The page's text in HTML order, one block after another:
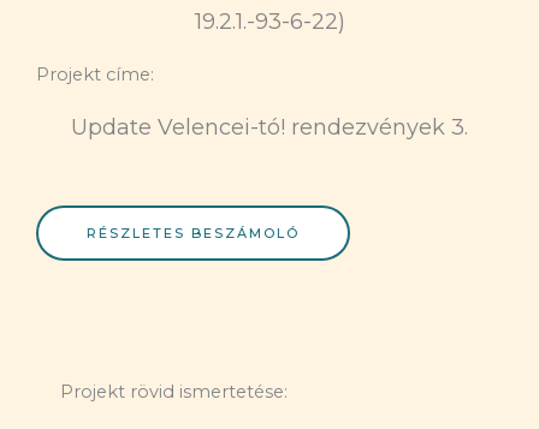
19.2.1.-93-6-22)
Projekt címe:
Update Velencei-tó! rendezvények 3.
RÉSZLETES BESZÁMOLÓ
Projekt rövid ismertetése: